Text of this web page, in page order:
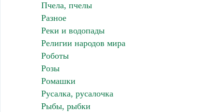
Пчела, пчелы
Разное
Реки и водопады
Религии народов мира
Роботы
Розы
Ромашки
Русалка, русалочка
Рыбы, рыбки